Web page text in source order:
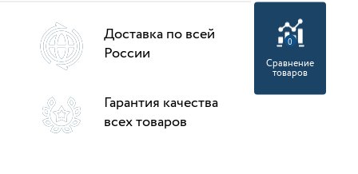
Доставка по всей
России
Гарантия качества
всех товаров
0
Сравнение
товаров